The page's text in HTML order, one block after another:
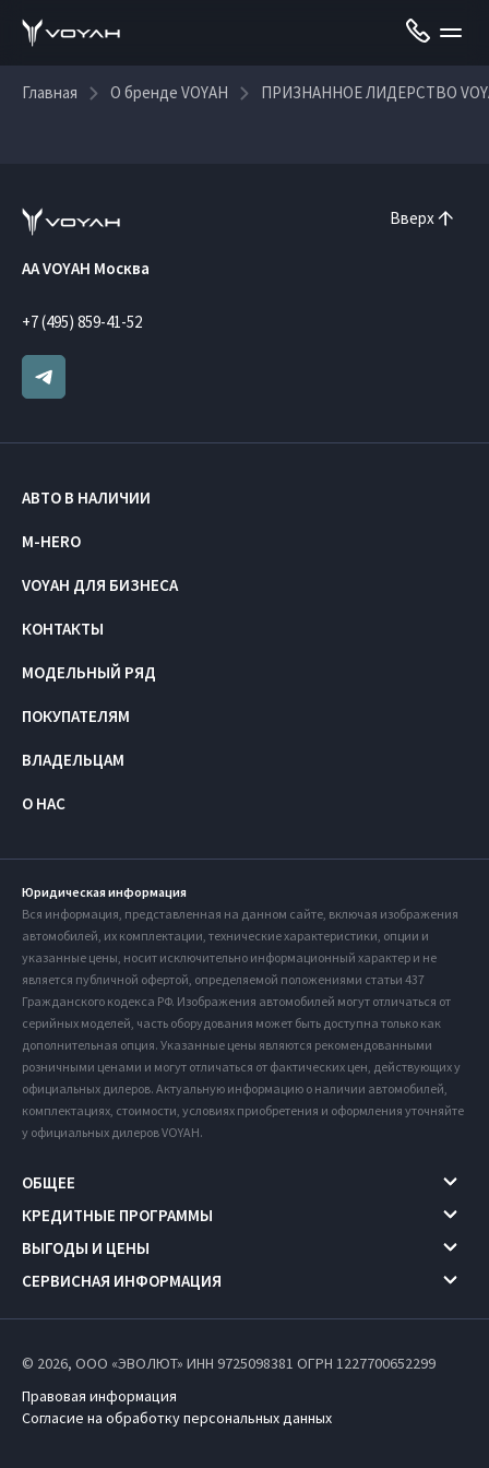
Главная О бренде VOYAH ПРИЗНАННОЕ ЛИДЕРСТВО
Вверх
AA VOYAH Москва
+7 (495) 859-41-52
АВТО В НАЛИЧИИ
M-HERO
VOYAH ДЛЯ БИЗНЕСА
КОНТАКТЫ
МОДЕЛЬНЫЙ РЯД
ПОКУПАТЕЛЯМ
ВЛАДЕЛЬЦАМ
О НАС
Юридическая информация
Вся информация, представленная на данном сайте, включая изображения
автомобилей, их комплектации, технические характеристики, опции и
указанные цены, носит исключительно информационный характер и не
является публичной офертой, определяемой положениями статьи 437
Гражданского кодекса РФ. Изображения автомобилей могут отличаться от
серийных моделей, часть оборудования может быть доступна только как
дополнительная опция. Указанные цены являются рекомендованными
розничными ценами и могут отличаться от фактических цен, действующих у
официальных дилеров. Актуальную информацию о наличии автомобилей,
комплектациях, стоимости, условиях приобретения и оформления уточняйте
у официальных дилеров VOYAH.
ОБЩЕЕ
КРЕДИТНЫЕ ПРОГРАММЫ
ВЫГОДЫ И ЦЕНЫ
СЕРВИСНАЯ ИНФОРМАЦИЯ
© 2026, ООО «ЭВОЛЮТ» ИНН 9725098381 ОГРН 1227700652299
Правовая информация
Согласие на обработку персональных данных